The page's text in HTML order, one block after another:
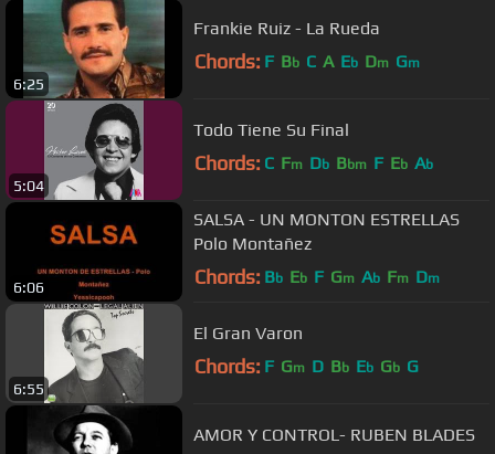
6:25
Frankie Ruiz - La Rueda
Chords: F Bb C A Eb Dm Gm
5:04
Todo Tiene Su Final
Chords: C Fm Db Bbm F Eb Ab
6:06
SALSA - UN MONTON ESTRELLAS
Polo Montañez
Chords: Bb Eb F Gm Ab Fm Dm
6:55
El Gran Varon
Chords: F Gm D Bb Eb Gb G
AMOR Y CONTROL- RUBEN BLADES